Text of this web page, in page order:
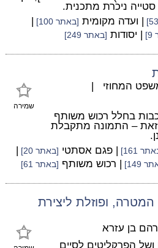
ניכרת מתכנית.
| ועדה מקומית [באתר 100]
|
| יסודות [באתר 249]
שמירה
המחוזי |
בחלל רכוש משותף
זאת – התמונה מתקבלת
161] | פגם אסתטי [באתר 20]
|
149] | רכוש משותף [באתר 61]
ופוזלת ליצירת
בן עזרא
הפרקליטים לסיים